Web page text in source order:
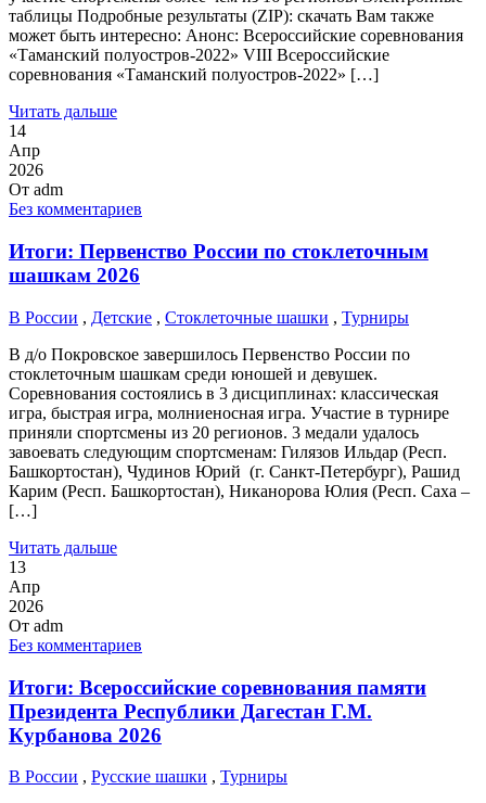
таблицы Подробные результаты (ZIP): скачать Вам также
может быть интересно: Анонс: Всероссийские соревнования
«Таманский полуостров-2022» VIII Всероссийские
соревнования «Таманский полуостров-2022» […]
Читать дальше
14
Апр
2026
От adm
Без комментариев
Итоги: Первенство России по стоклеточным
шашкам 2026
В России , Детские , Стоклеточные шашки , Турниры
В д/о Покровское завершилось Первенство России по
стоклеточным шашкам среди юношей и девушек.
Соревнования состоялись в 3 дисциплинах: классическая
игра, быстрая игра, молниеносная игра. Участие в турнире
приняли спортсмены из 20 регионов. 3 медали удалось
завоевать следующим спортсменам: Гилязов Ильдар (Респ.
Башкортостан), Чудинов Юрий (г. Санкт-Петербург), Рашид
Карим (Респ. Башкортостан), Никанорова Юлия (Респ. Саха –
[…]
Читать дальше
13
Апр
2026
От adm
Без комментариев
Итоги: Всероссийские соревнования памяти
Президента Республики Дагестан Г.М.
Курбанова 2026
В России , Русские шашки , Турниры